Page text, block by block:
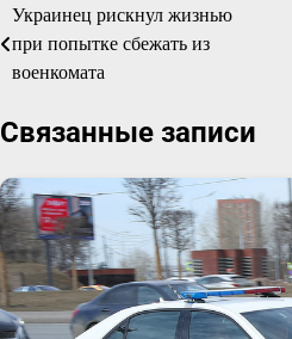
Навигация
по
Украинец рискнул жизнью
при попытке сбежать из
военкомата
Связанные записи